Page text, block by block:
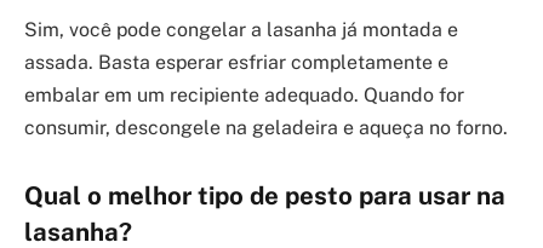
Sim, você pode congelar a lasanha já montada e
assada. Basta esperar esfriar completamente e
embalar em um recipiente adequado. Quando for
consumir, descongele na geladeira e aqueça no forno.
Qual o melhor tipo de pesto para usar na
lasanha?